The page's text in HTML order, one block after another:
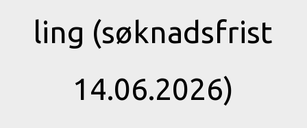
ling (søknadsfrist
14.06.2026)